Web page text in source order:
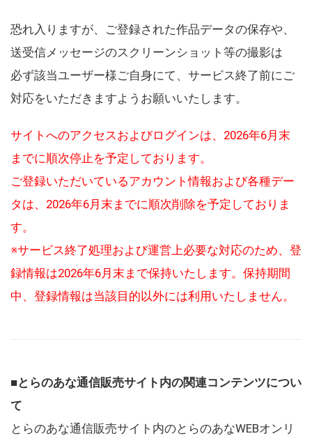
恐れ入りますが、ご登録された作品データの保存や、
送受信メッセージのスクリーンショット等の撮影は
必ず該当ユーザー様ご自身にて、サービス終了前にご
対応をいただきますようお願いいたします。
サイトへのアクセスおよびログインは、2026年6月末
までに順次停止を予定しております。
ご登録いただいているアカウント情報および各種デー
タは、2026年6月末までに順次削除を予定しておりま
す。
※サービス終了処理および運営上必要な対応のため、登
録情報は2026年6月末まで保持いたします。保持期間
中、登録情報は当該目的以外には利用いたしません。
■とらのあな通信販売サイト内の関連コンテンツについ
て
とらのあな通信販売サイト内のとらのあなWEBオンリ